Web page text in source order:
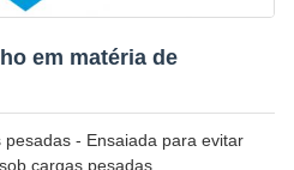
em matéria de
pesadas - Ensaiada para evitar
cargas pesadas